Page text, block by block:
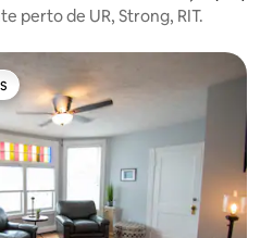
perto de UR, Strong, RIT.
dos hóspedes